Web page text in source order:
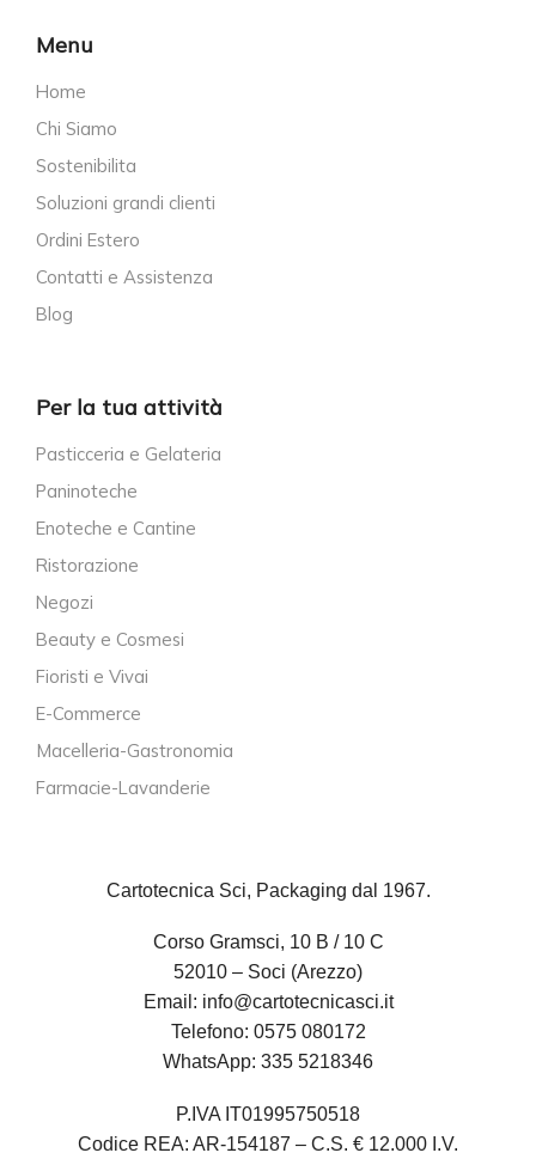
Menu
Home
Chi Siamo
Sostenibilita
Soluzioni grandi clienti
Ordini Estero
Contatti e Assistenza
Blog
Per la tua attività
Pasticceria e Gelateria
Paninoteche
Enoteche e Cantine
Ristorazione
Negozi
Beauty e Cosmesi
Fioristi e Vivai
E-Commerce
Macelleria-Gastronomia
Farmacie-Lavanderie
Cartotecnica Sci, Packaging dal 1967.
Corso Gramsci, 10 B / 10 C
52010 – Soci (Arezzo)
Email: info@cartotecnicasci.it
Telefono: 0575 080172
WhatsApp: 335 5218346
P.IVA IT01995750518
Codice REA: AR-154187 – C.S. € 12.000 I.V.